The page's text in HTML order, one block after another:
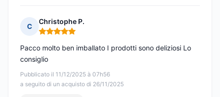
C
Christophe P.
Nota: 5 su 5
Pubblicato il 11/12/2025 à 07h56
a seguito di un acquisto di 26/11/2025
Pacco molto ben imballato I prodotti sono deliziosi Lo
consiglio